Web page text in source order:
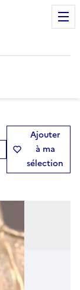
Ajouter
à ma
sélection